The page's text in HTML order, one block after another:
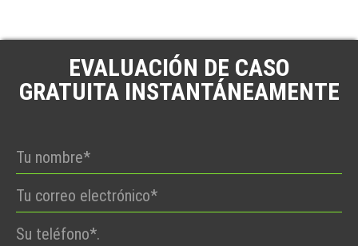
EVALUACIÓN DE CASO
GRATUITA INSTANTÁNEAMENTE